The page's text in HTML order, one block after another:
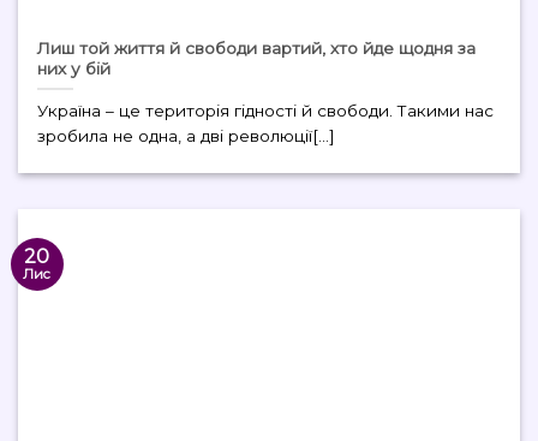
Лиш той життя й свободи вартий, хто йде щодня за
них у бій
Україна – це територія гідності й свободи. Такими нас
зробила не одна, а дві революції[...]
20
Лис